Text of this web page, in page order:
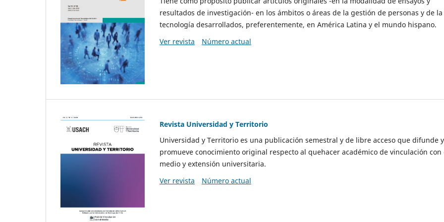
resultados de investigación- en los ámbitos o áreas de la gestión de personas y de la
tecnología desarrollados, preferentemente, en América Latina y el mundo hispano.
Ver revista
Número actual
Revista Universidad y Territorio
Universidad y Territorio es una publicación semestral y de libre acceso que difunde y
promueve conocimiento original respecto al quehacer académico de vinculación con
medio y extensión universitaria.
Ver revista
Número actual